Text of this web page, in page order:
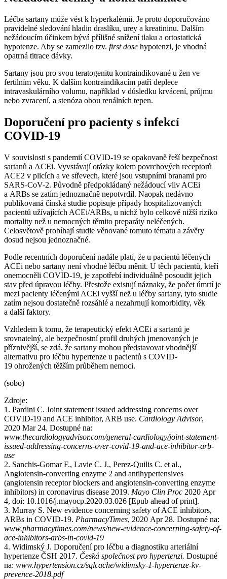
Léčba sartany může vést k hyperkalémii. Je proto doporučováno
pravidelné sledování hladin draslíku, urey a kreatininu. Dalším
nežádoucím účinkem bývá přílišné snížení tlaku a ortostatická
hypotenze. Aby se zamezilo tzv. first dose hypotenzi, je vhodná
opatrná titrace dávky.
Sartany jsou pro svou teratogenitu kontraindikované u žen ve
fertilním věku. K dalším kontraindikacím patří deplece
intravaskulárního volumu, například v důsledku krvácení, průjmu
nebo zvracení, a stenóza obou renálních tepen.
Doporučení pro pacienty s infekcí
COVID-19
V souvislosti s pandemií COVID-19 se opakovaně řeší bezpečnost
sartanů a ACEi. Vyvstávají otázky kolem povrchových receptorů
ACE2 v plicích a ve střevech, které jsou vstupními branami pro
SARS-CoV-2. Původně předpokládaný nežádoucí vliv ACEi
a ARBs se zatím jednoznačně nepotvrdil. Naopak nedávno
publikovaná čínská studie popisuje případy hospitalizovaných
pacientů užívajících ACEi/ARBs, u nichž bylo celkově nižší riziko
mortality než u nemocných těmito preparáty neléčených.
Celosvětově probíhají studie věnované tomuto tématu a závěry
dosud nejsou jednoznačné.
Podle recentních doporučení nadále platí, že u pacientů léčených
ACEi nebo sartany není vhodné léčbu měnit. U těch pacientů, kteří
onemocněli COVID-19, je zapotřebí individuálně posoudit jejich
stav před úpravou léčby. Přestože existují náznaky, že počet úmrtí je
mezi pacienty léčenými ACEi vyšší než u léčby sartany, tyto studie
zatím nejsou dostatečně rozsáhlé a nezahrnují komorbidity, věk
a další faktory.
Vzhledem k tomu, že terapeutický efekt ACEi a sartanů je
srovnatelný, ale bezpečnostní profil druhých jmenovaných je
příznivější, se zdá, že sartany mohou představovat vhodnější
alternativu pro léčbu hypertenze u pacientů s COVID-
19 ohrožených těžším průběhem nemoci.
(sobo)
Zdroje:
1. Pardini C. Joint statement issued addressing concerns over
COVID-19 and ACE inhibitor, ARB use. Cardiology Advisor,
2020 Mar 24. Dostupné na:
www.thecardiologyadvisor.com/general-cardiology/joint-statement-
issued-addressing-concerns-over-covid-19-and-ace-inhibitor-arb-
use
2. Sanchis-Gomar F., Lavie C. J., Perez-Quilis C. et al.,
Angiotensin-converting enzyme 2 and antihypertensives
(angiotensin receptor blockers and angiotensin-converting enzyme
inhibitors) in coronavirus disease 2019. Mayo Clin Proc 2020 Apr
4, doi: 10.1016/j.mayocp.2020.03.026 [Epub ahead of print].
3. Murray S. New evidence concerning safety of ACE inhibitors,
ARBs in COVID-19. PharmacyTimes, 2020 Apr 28. Dostupné na:
www.pharmacytimes.com/news/new-evidence-concerning-safety-of-
ace-inhibitors-arbs-in-covid-19
4. Widimský J. Doporučení pro léčbu a diagnostiku arteriální
hypertenze ČSH 2017. Česká společnost pro hypertenzi. Dostupné
na: www.hypertension.cz/sqlcache/widimsky-1-hypertenze-kv-
prevence-2018.pdf